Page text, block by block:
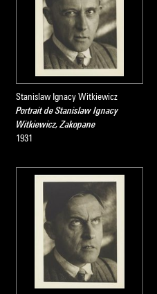
Stanislaw Ignacy Witkiewicz
Portrait de Stanislaw Ignacy
Witkiewicz, Zakopane
1931